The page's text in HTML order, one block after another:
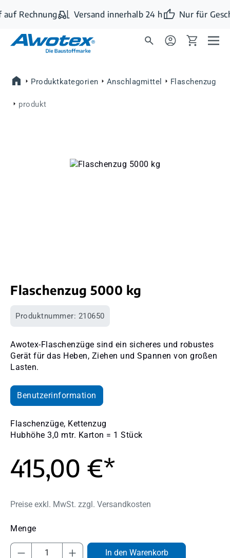
Zum Hauptinhalt springen
Rechnung Versand innerhalb 24 h Nur für
Produktkategorien Anschlagmittel Flaschenzug
produkt
Bildergalerie überspringen
Flaschenzug 5000 kg
Produktnummer: 210650
Awotex-Flaschenzüge sind ein sicheres und robustes
Gerät für das Heben, Ziehen und Spannen von großen
Lasten.
Benutzerinformation
Flaschenzüge, Kettenzug
Hubhöhe 3,0 mtr. Karton = 1 Stück
415,00 €*
Preise exkl. MwSt. zzgl. Versandkosten
Produkt Anzahl: Gib den gewünschten
In den Warenkorb